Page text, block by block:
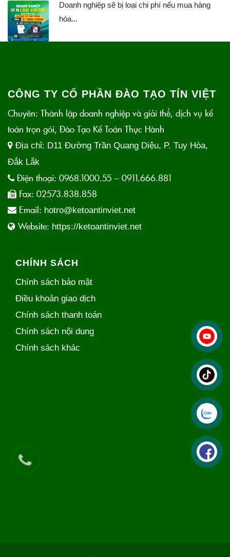
Doanh nghiệp sẽ bị loại chi phí nếu mua hàng
hóa...
CÔNG TY CỔ PHẦN ĐÀO TẠO TÍN VIỆT
Chuyên: Thành lập doanh nghiệp và giải thể, dịch vụ kế
toán trọn gói, Đào Tạo Kế Toán Thực Hành
Địa chỉ: D11 Đường Trần Quang Diệu, P. Tuy Hòa,
Đắk Lắk
Điện thoại: 0968.1000.55 – 0911.666.881
Fax: 02573.838.858
Email: hotro@ketoantinviet.net
Website: https://ketoantinviet.net
CHÍNH SÁCH
Chính sách bảo mật
Điều khoản giao dịch
Chính sách thanh toán
Chính sách nội dung
Chính sách khác